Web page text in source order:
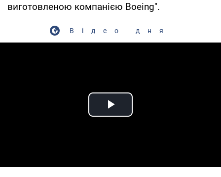
виготовленою компанією Boeing".
Відео дня
Play Video